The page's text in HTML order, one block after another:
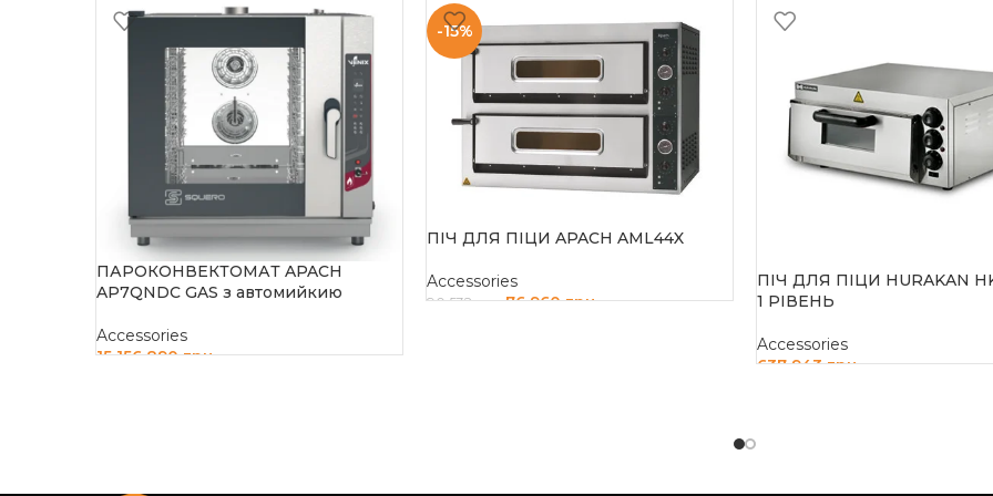
ПАРОКОНВЕКТОМАТ APACH
AP7QNDC GAS з автомийкию
Accessories
15 156 890грн
-15%
ПІЧ ДЛЯ ПІЦИ APACH AML44X
Accessories
90 532грн 76 960грн
ПІЧ ДЛЯ ПІЦИ HURAKAN
1 РІВЕНЬ
Accessories
637 943грн